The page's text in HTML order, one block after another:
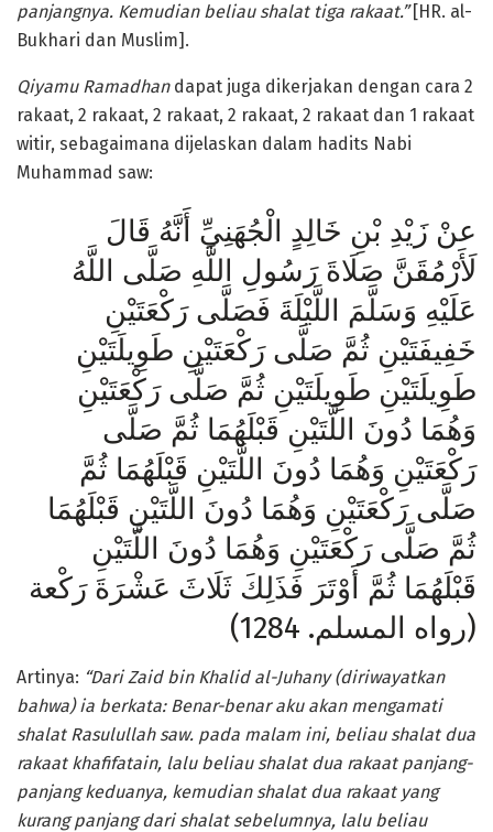
panjangnya. Kemudian beliau shalat tiga rakaat.”[HR. al-
Bukhari dan Muslim].
Qiyamu Ramadhan dapat juga diker­jakan dengan cara 2
rakaat, 2 rakaat, 2 rakaat, 2 rakaat, 2 rakaat dan 1 rakaat
witir, sebagaimana dijelaskan dalam hadits Nabi
Muhammad saw:
عنْ زَيْدِ بْنِ خَالِدٍ الْجُهَنِيِّ أَنَّهُ قَالَ
لَأَرْمُقَنَّ صَلَاةَ رَسُولِ اللَّهِ صَلَّى اللَّهُ
عَلَيْهِ وَسَلَّمَ اللَّيْلَةَ فَصَلَّى رَكْعَتَيْنِ
خَفِيفَتَيْنِ ثُمَّ صَلَّى رَكْعَتَيْنِ طَوِيلَتَيْنِ
طَوِيلَتَيْنِ طَوِيلَتَيْنِ ثُمَّ صَلَّى رَكْعَتَيْنِ
وَهُمَا دُونَ اللَّتَيْنِ قَبْلَهُمَا ثُمَّ صَلَّى
رَكْعَتَيْنِ وَهُمَا دُونَ اللَّتَيْنِ قَبْلَهُمَا ثُمَّ
صَلَّى رَكْعَتَيْنِ وَهُمَا دُونَ اللَّتَيْنِ قَبْلَهُمَا
ثُمَّ صَلَّى رَكْعَتَيْنِ وَهُمَا دُونَ اللَّتَيْنِ
قَبْلَهُمَا ثُمَّ أَوْتَرَ فَذَلِكَ ثَلَاثَ عَشْرَةَ رَكْعة
(رواه المسلم. 1284)
Artinya: “Dari Zaid bin Khalid al-Juhany (diriwayatkan
bahwa) ia berkata: Benar-benar aku akan mengamati
shalat Rasulullah saw. pada malam ini, beliau shalat dua
rakaat khafifatain, lalu beliau shalat dua rakaat panjang-
panjang keduanya, kemudian shalat dua rakaat yang
kurang panjang dari shalat sebelumnya, lalu beliau